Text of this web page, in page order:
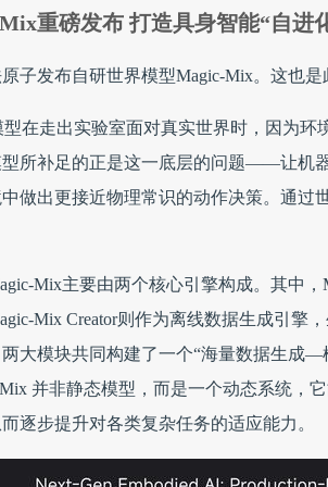
重磅发布 打造具身智能“自进
子发布自研世界模型Magic-Mix。这也是
在走出实验室面对真实世界时，因为环
所补足的正是这一底层的问题——让机
做出更接近物理常识的动作决策。通
Mix主要由两个核心引擎构成。其中
Mix Creator则作为离线数据生成引擎
大模块共同构建了一个“海量数据生
并非静态模型，而是一个动态系统，
逐步提升对各类复杂任务的适应能力。